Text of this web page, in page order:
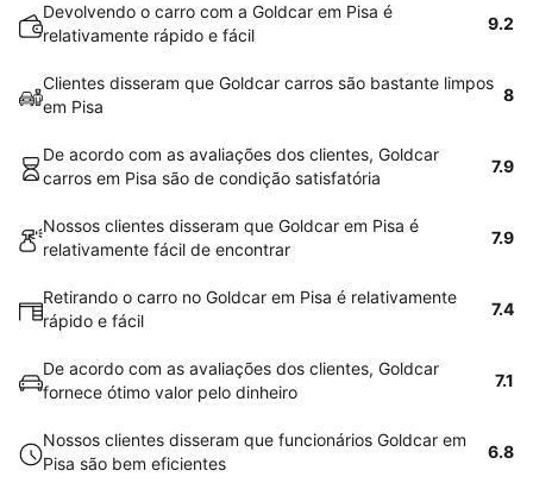
Devolvendo o carro com a Goldcar em Pisa é
relativamente rápido e fácil
9.2
Clientes disseram que Goldcar carros são bastante limpos
em Pisa
8
De acordo com as avaliações dos clientes, Goldcar
carros em Pisa são de condição satisfatória
7.9
Nossos clientes disseram que Goldcar em Pisa é
relativamente fácil de encontrar
7.9
Retirando o carro no Goldcar em Pisa é relativamente
rápido e fácil
7.4
De acordo com as avaliações dos clientes, Goldcar
fornece ótimo valor pelo dinheiro
7.1
Nossos clientes disseram que funcionários Goldcar em
Pisa são bem eficientes
6.8